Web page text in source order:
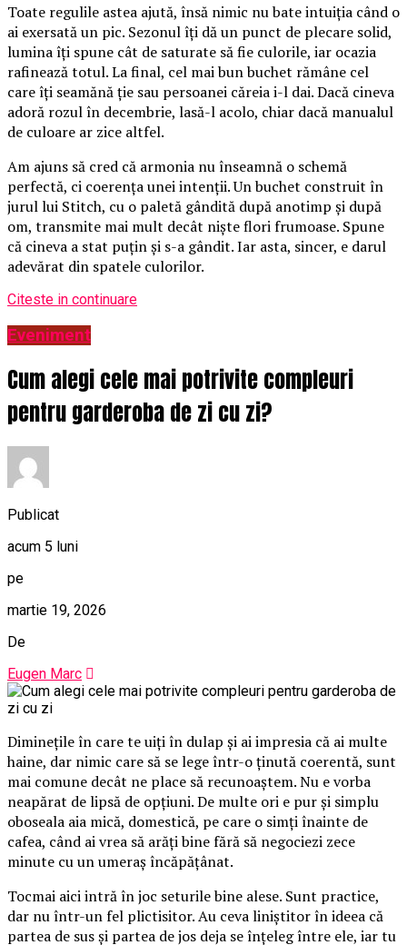
Toate regulile astea ajută, însă nimic nu bate intuiția când o
ai exersată un pic. Sezonul îți dă un punct de plecare solid,
lumina îți spune cât de saturate să fie culorile, iar ocazia
rafinează totul. La final, cel mai bun buchet rămâne cel
care îți seamănă ție sau persoanei căreia i-l dai. Dacă cineva
adoră rozul în decembrie, lasă-l acolo, chiar dacă manualul
de culoare ar zice altfel.
Am ajuns să cred că armonia nu înseamnă o schemă
perfectă, ci coerența unei intenții. Un buchet construit în
jurul lui Stitch, cu o paletă gândită după anotimp și după
om, transmite mai mult decât niște flori frumoase. Spune
că cineva a stat puțin și s-a gândit. Iar asta, sincer, e darul
adevărat din spatele culorilor.
Citeste in continuare
Eveniment
Cum alegi cele mai potrivite compleuri
pentru garderoba de zi cu zi?
Publicat
acum 5 luni
pe
martie 19, 2026
De
Eugen Marc
Diminețile în care te uiți în dulap și ai impresia că ai multe
haine, dar nimic care să se lege într-o ținută coerentă, sunt
mai comune decât ne place să recunoaștem. Nu e vorba
neapărat de lipsă de opțiuni. De multe ori e pur și simplu
oboseala aia mică, domestică, pe care o simți înainte de
cafea, când ai vrea să arăți bine fără să negociezi zece
minute cu un umeraș încăpățânat.
Tocmai aici intră în joc seturile bine alese. Sunt practice,
dar nu într-un fel plictisitor. Au ceva liniștitor în ideea că
partea de sus și partea de jos deja se înțeleg între ele, iar tu